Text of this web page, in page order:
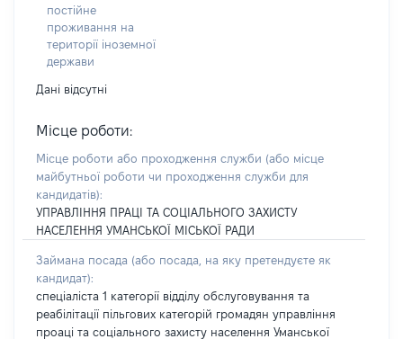
постійне
проживання на
території іноземної
держави
Дані відсутні
Місце роботи:
Місце роботи або проходження служби (або місце
майбутньої роботи чи проходження служби для
кандидатів):
УПРАВЛІННЯ ПРАЦІ ТА СОЦІАЛЬНОГО ЗАХИСТУ
НАСЕЛЕННЯ УМАНСЬКОЇ МІСЬКОЇ РАДИ
Займана посада (або посада, на яку претендуєте як
кандидат):
спеціаліста 1 категорії відділу обслуговування та
реабілітації пільгових категорій громадян управління
проаці та соціального захисту населення Уманської